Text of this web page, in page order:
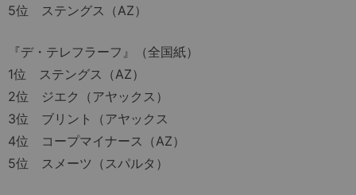
5位 ステングス（AZ）
『デ・テレフラーフ』（全国紙）
1位 ステングス（AZ）
2位 ジエク（アヤックス）
3位 ブリント（アヤックス
4位 コープマイナース（AZ）
5位 スメーツ（スパルタ）